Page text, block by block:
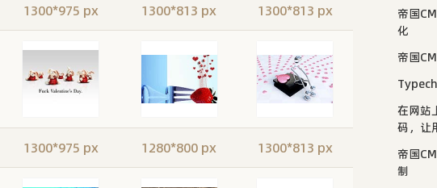
1300*975 px 1300*813 px 1300*813 px
1300*975 px 1280*800 px 1300*813 px
帝国
化
帝国
在网站
码，让
帝国
制